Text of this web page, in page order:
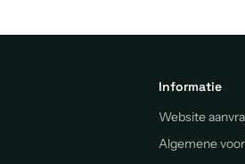
Informatie
Website
Algemene